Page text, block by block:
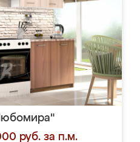
руб. за п.м.